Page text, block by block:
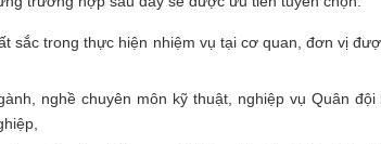
sắc trong thực hiện nhiệm vụ tại cơ quan, đơn vị
nghề chuyên môn kỹ thuật, nghiệp vụ Quân